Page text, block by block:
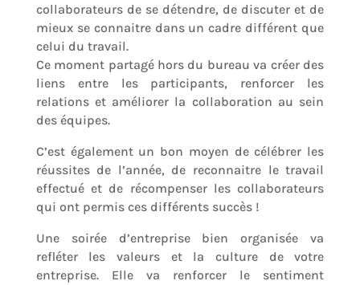
collaborateurs de se détendre, de discuter et de
mieux se connaitre dans un cadre différent que
celui du travail.
Ce moment partagé hors du bureau va créer des
liens entre les participants, renforcer les
relations et améliorer la collaboration au sein
des équipes.
C’est également un bon moyen de célébrer les
réussites de l’année, de reconnaitre le travail
effectué et de récompenser les collaborateurs
qui ont permis ces différents succès !
Une soirée d’entreprise bien organisée va
refléter les valeurs et la culture de votre
entreprise. Elle va renforcer le sentiment